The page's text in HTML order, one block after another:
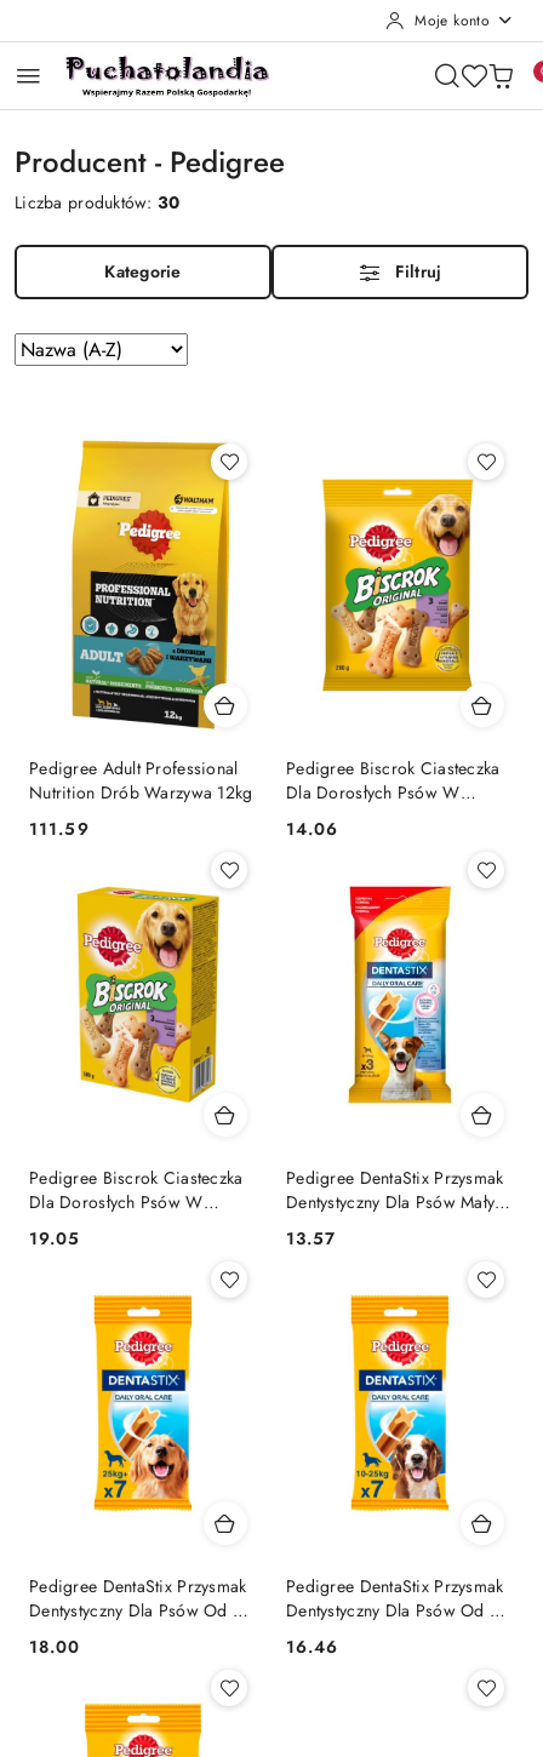
Moje konto
Producent - Pedigree
Liczba produktów:30
Kategorie Filtruj
Zastosowano
sortowanie:
Sortuj
według
Pedigree Adult Professional
Nutrition Drób Warzywa 12kg
Cena:
111.59
Pedigree Biscrok Ciasteczka
Dla Dorosłych Psów W
Kształcie Kostek Z Jagnięciną,
Kurczakiem I Wołowiną 200g
Cena:
14.06
Pedigree Biscrok Ciasteczka
Dla Dorosłych Psów W
Kurczakiem I Wołowiną 500g
Cena:
19.05
Pedigree DentaStix Przysmak
Dentystyczny Dla Psów Małych
Cena:
13.57
Pedigree DentaStix Przysmak
Dentystyczny Dla Psów Od 4
Miesiąca I Powyżej 25kg
270g
Cena:
18.00
Pedigree DentaStix Przysmak
Dentystyczny Dla Psów Od 4
Miesiąca I Wadze 10-25kg
180g
Cena:
16.46